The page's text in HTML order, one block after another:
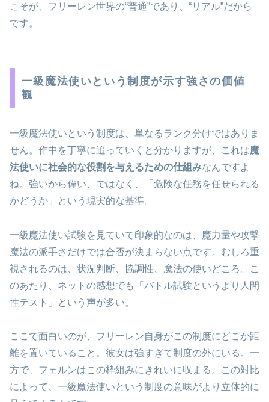
こそが、フリーレン世界の“普通”であり、“リアル”だから
です。
一級魔法使いという制度が示す強さの価値
観
一級魔法使いという制度は、単なるランク分けではありま
せん。作中を丁寧に追っていくと分かりますが、これは魔
法使いに社会的な役割を与えるための仕組みなんですよ
ね。強いから偉い、ではなく、「危険な任務を任せられる
かどうか」という現実的な基準。
一級魔法使い試験を見ていて印象的なのは、魔力量や攻撃
魔法の派手さだけでは合否が決まらない点です。むしろ重
視されるのは、状況判断、協調性、魔法の使いどころ。こ
のあたり、ネットの感想でも「バトル試験というより人間
性テスト」という声が多い。
ここで面白いのが、フリーレン自身がこの制度にどこか距
離を置いていること。彼女は強すぎて制度の外にいる。一
方で、フェルンはこの枠組みにきれいに収まる。この対比
によって、一級魔法使いという制度の意味がより立体的に